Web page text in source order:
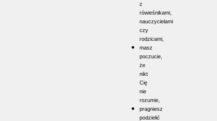
z
rówieśnikami,
nauczycielami
czy
rodzicami,
masz
poczucie,
że
nikt
Cię
nie
rozumie,
pragniesz
podzielić